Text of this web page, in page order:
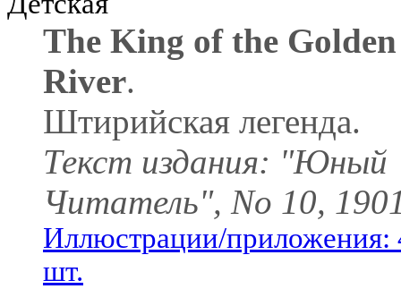
The King of the Golden
River.
Штирийская легенда.
Текст издания: "Юный
Читатель", No 10,
Иллюстрации/приложения:
шт.